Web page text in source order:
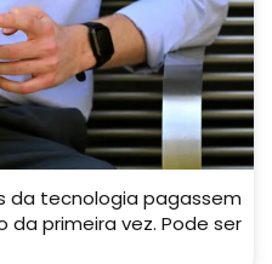
da tecnologia pagassem
primeira vez. Pode ser